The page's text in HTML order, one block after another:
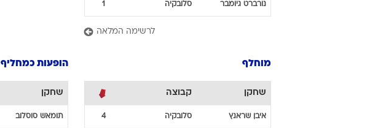
נורברט גיומבר סלובקיה 1
לרשימה המלאה
מוחלף
שחקן קבוצה
איבן שראנץ סלובקיה 4
הופעות כמחליף
שחקן
תומאש סוסלוב